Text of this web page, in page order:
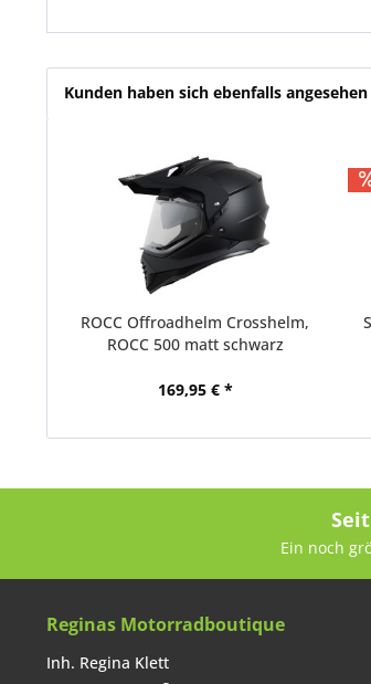
Kunden haben sich ebenfalls angesehen
ROCC Offroadhelm Crosshelm,
ROCC 500 matt schwarz
169,95 € *
Ein noch
Reginas Motorradboutique
Inh. Regina Klett